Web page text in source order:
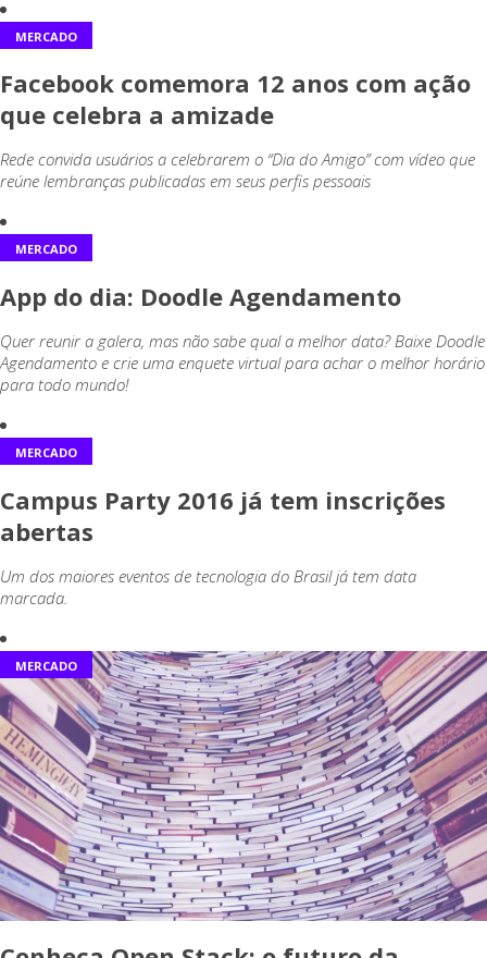
MERCADO
Facebook comemora 12 anos com ação
que celebra a amizade
Rede convida usuários a celebrarem o “Dia do Amigo” com vídeo que
reúne lembranças publicadas em seus perfis pessoais
MERCADO
App do dia: Doodle Agendamento
Quer reunir a galera, mas não sabe qual a melhor data? Baixe Doodle
Agendamento e crie uma enquete virtual para achar o melhor horário
para todo mundo!
MERCADO
Campus Party 2016 já tem inscrições
abertas
Um dos maiores eventos de tecnologia do Brasil já tem data
marcada.
MERCADO